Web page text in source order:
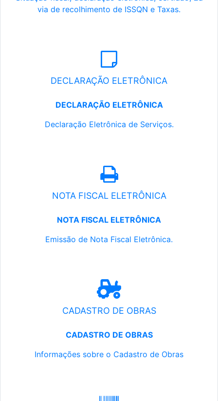
via de recolhimento de ISSQN e Taxas.
DECLARAÇÃO ELETRÔNICA
DECLARAÇÃO ELETRÔNICA
Declaração Eletrônica de Serviços.
NOTA FISCAL ELETRÔNICA
NOTA FISCAL ELETRÔNICA
Emissão de Nota Fiscal Eletrônica.
CADASTRO DE OBRAS
CADASTRO DE OBRAS
Informações sobre o Cadastro de Obras